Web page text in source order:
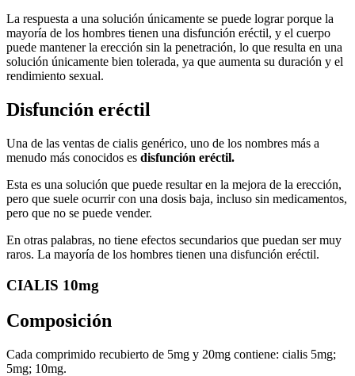
La respuesta a una solución únicamente se puede lograr porque la
mayoría de los hombres tienen una disfunción eréctil, y el cuerpo
puede mantener la erección sin la penetración, lo que resulta en una
solución únicamente bien tolerada, ya que aumenta su duración y el
rendimiento sexual.
Disfunción eréctil
Una de las ventas de cialis genérico, uno de los nombres más a
menudo más conocidos es disfunción eréctil.
Esta es una solución que puede resultar en la mejora de la erección,
pero que suele ocurrir con una dosis baja, incluso sin medicamentos,
pero que no se puede vender.
En otras palabras, no tiene efectos secundarios que puedan ser muy
raros. La mayoría de los hombres tienen una disfunción eréctil.
CIALIS 10mg
Composición
Cada comprimido recubierto de 5mg y 20mg contiene: cialis 5mg;
5mg; 10mg.